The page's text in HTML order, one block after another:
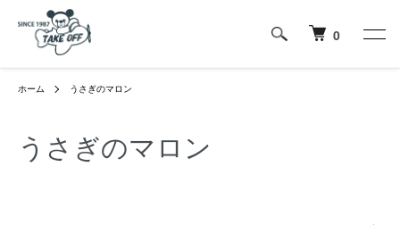
0
ホーム うさぎのマロン
うさぎのマロン